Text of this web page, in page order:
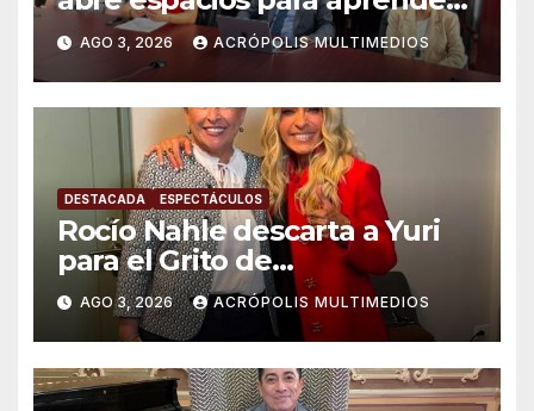
prevenir y transformar las
violencias
AGO 3, 2026 ACRÓPOLIS MULTIMEDIOS
DESTACADA ESPECTÁCULOS
Rocío Nahle descarta a Yuri
para el Grito de
Independencia, pero analiza
homenaje con estatua
AGO 3, 2026 ACRÓPOLIS MULTIMEDIOS